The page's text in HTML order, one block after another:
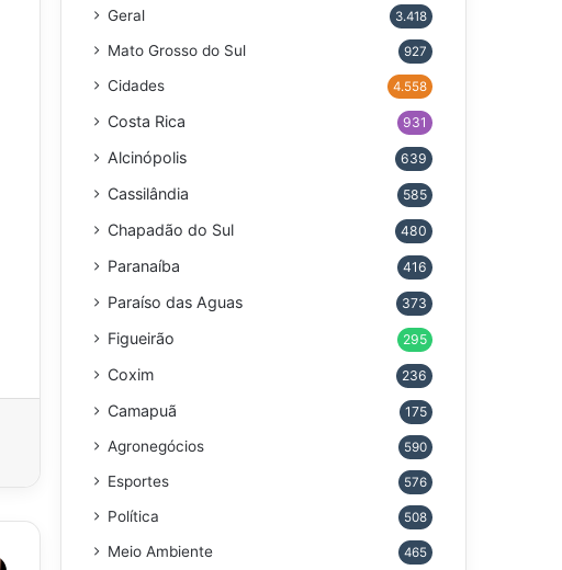
Geral 3.418
Mato Grosso do Sul 927
Cidades 4.558
Costa Rica 931
Alcinópolis 639
Cassilândia 585
Chapadão do Sul 480
Paranaíba 416
Paraíso das Aguas 373
Figueirão 295
Coxim 236
Camapuã 175
Agronegócios 590
Esportes 576
Política 508
Meio Ambiente 465